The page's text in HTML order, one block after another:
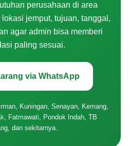
perusahaan di area
jemput, tujuan, tanggal,
agar admin bisa memberi
paling sesuai.
via WhatsApp
Kuningan, Senayan, Kemang,
Fatmawati, Pondok Indah, TB
dan sekitarnya.